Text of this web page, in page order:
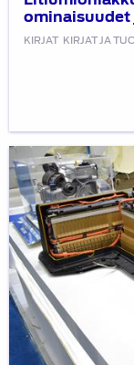
ominaisuudet
KIRJAT KIRJAT JA
kirjan
26.4.2022